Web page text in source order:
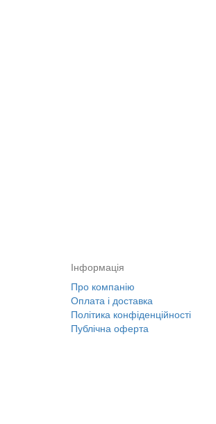
Інформація
Про компанію
Оплата і доставка
Політика конфіденційності
Публічна оферта